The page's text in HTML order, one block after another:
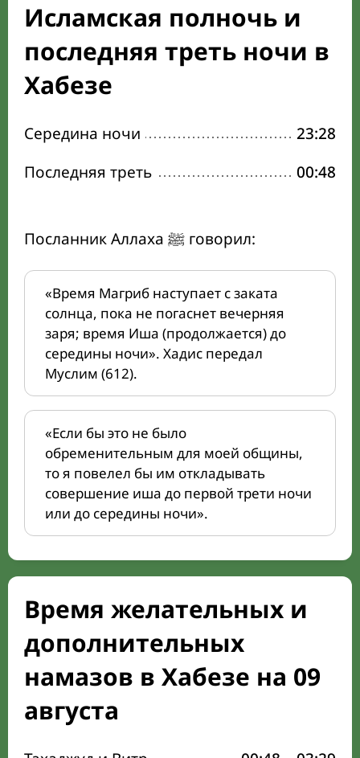
Исламская полночь и
последняя треть ночи в
Хабезе
Середина ночи
23:28
Последняя треть
00:48
Посланник Аллаха ﷺ говорил:
«Время Магриб наступает с заката
солнца, пока не погаснет вечерняя
заря; время Иша (продолжается) до
середины ночи». Хадис передал
Муслим (612).
«Если бы это не было
обременительным для моей общины,
то я повелел бы им откладывать
совершение иша до первой трети ночи
или до середины ночи».
Время желательных и
дополнительных
намазов в Хабезе на 09
августа